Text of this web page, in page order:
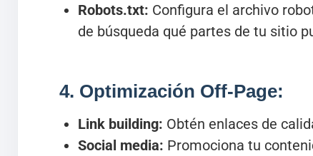
Robots.txt: Configura el archivo
de búsqueda qué partes de tu sitio
4. Optimización Off-Page:
Link building: Obtén enlaces de
Social media: Promociona tu